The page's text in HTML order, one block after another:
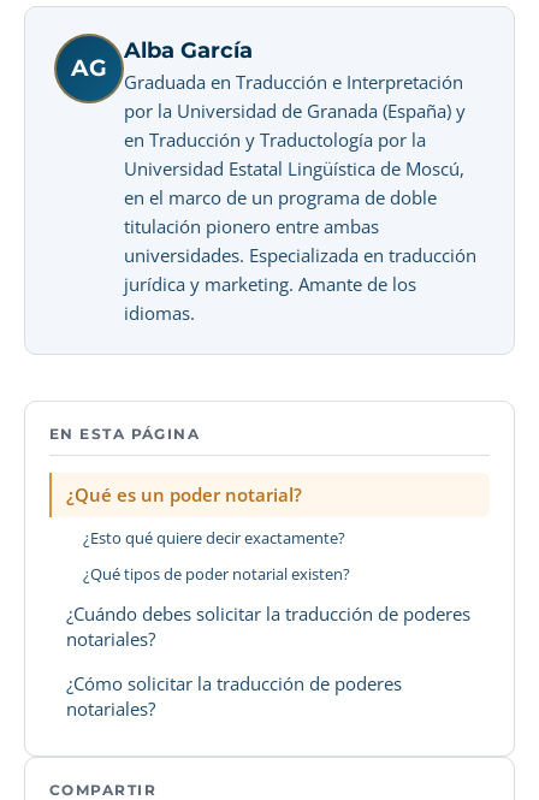
AG
Alba García
Graduada en Traducción e Interpretación
por la Universidad de Granada (España) y
en Traducción y Traductología por la
Universidad Estatal Lingüística de Moscú,
en el marco de un programa de doble
titulación pionero entre ambas
universidades. Especializada en traducción
jurídica y marketing. Amante de los
idiomas.
EN ESTA PÁGINA
¿Qué es un poder notarial?
¿Esto qué quiere decir exactamente?
¿Qué tipos de poder notarial existen?
¿Cuándo debes solicitar la traducción de poderes
notariales?
¿Cómo solicitar la traducción de poderes
notariales?
COMPARTIR